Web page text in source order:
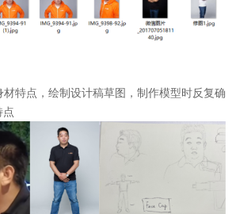
特点，绘制设计稿草图，制作模型时反复确
点